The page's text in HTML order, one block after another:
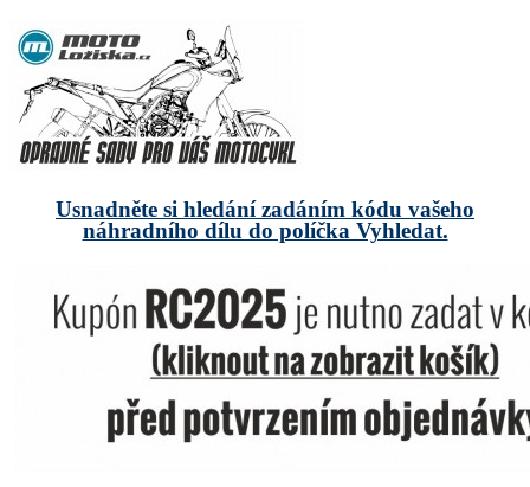
Usnadněte si hledání zadáním kódu vašeho
náhradního dílu do políčka Vyhledat.